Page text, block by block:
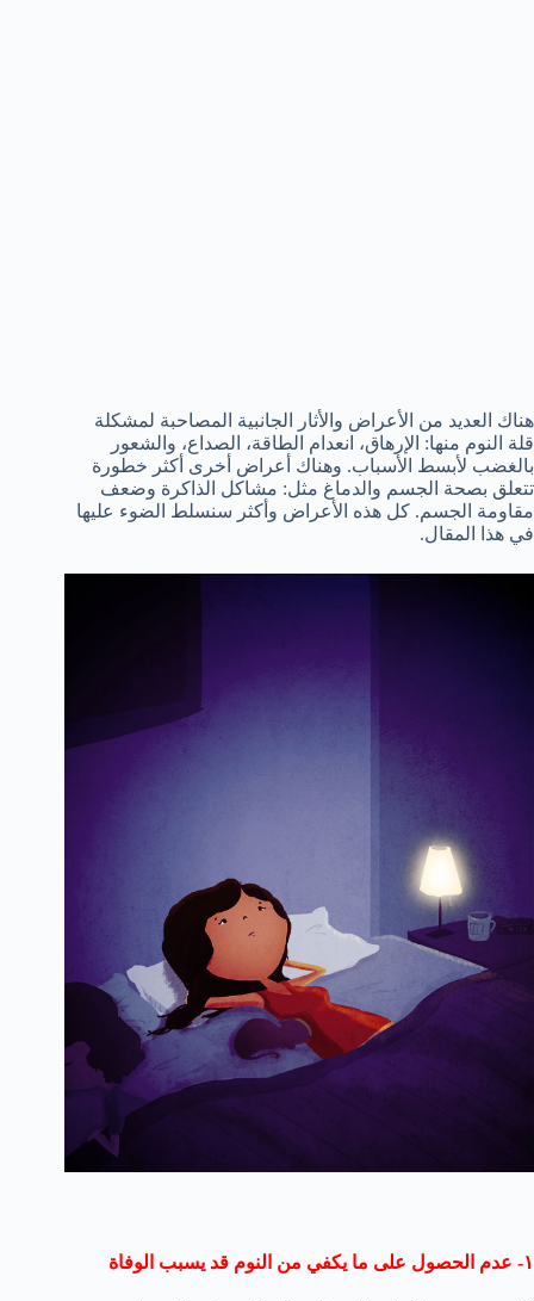
هناك العديد من الأعراض والأثار الجانبية المصاحبة لمشكلة
قلة النوم منها: الإرهاق، انعدام الطاقة، الصداع، والشعور
بالغضب لأبسط الأسباب. وهناك أعراض أخرى أكثر خطورة
تتعلق بصحة الجسم والدماغ مثل: مشاكل الذاكرة وضعف
مقاومة الجسم. كل هذه الأعراض وأكثر سنسلط الضوء عليها
في هذا المقال.
١- عدم الحصول على ما يكفي من النوم قد يسبب الوفاة